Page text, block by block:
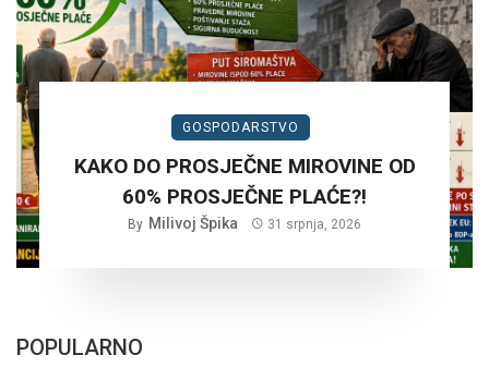
GOSPODARSTVO
KAKO DO PROSJEČNE MIROVINE OD
60% PROSJEČNE PLAĆE?!
By Milivoj Špika 31 srpnja, 2026
POPULARNO